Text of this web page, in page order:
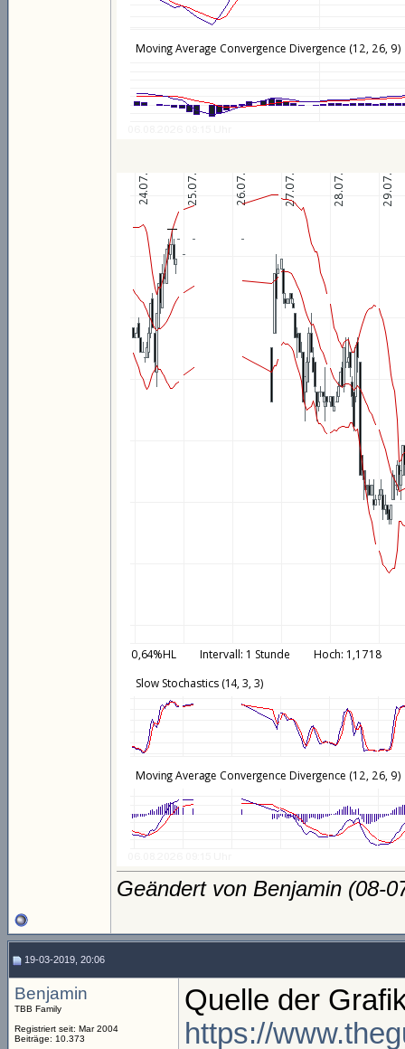
Geändert von Benjamin (08-
19-03-2019, 20:06
Benjamin
TBB Family
Registriert seit: Mar 2004
Beiträge: 10.373
Quelle der
https://